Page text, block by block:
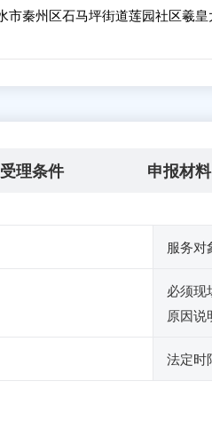
市秦州区石马坪街道莲园社区羲
受理条件 申报材料
服务对
必须现
原因说
法定时